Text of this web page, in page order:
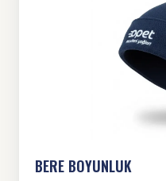
BERE BOYUNLUK